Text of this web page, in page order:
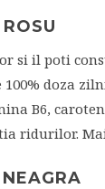
si il poti
doza
B6,
ridurilor.